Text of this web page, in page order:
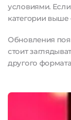
условиями.
категории
Обновления
стоит
другого